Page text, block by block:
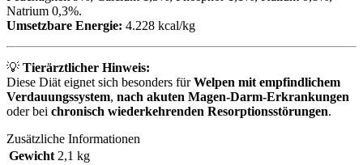
Natrium 0,3%.
Umsetzbare Energie: 4.228 kcal/kg
💡 Tierärztlicher Hinweis:
Diese Diät eignet sich besonders fürWelpen mit empfindlichem
Verdauungssystem, nach akuten Magen-Darm-Erkrankungen
oder bei chronisch wiederkehrenden Resorptionsstörungen.
Zusätzliche Informationen
Gewicht 2,1 kg